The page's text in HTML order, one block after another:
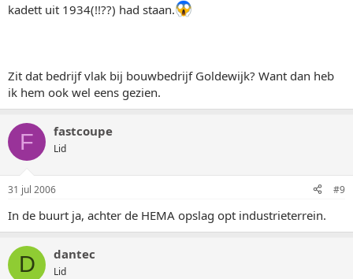
kadett uit 1934(!!??) had staan.
Zit dat bedrijf vlak bij bouwbedrijf Goldewijk? Want dan heb
ik hem ook wel eens gezien.
F fastcoupe
Lid
31 jul 2006 #9
In de buurt ja, achter de HEMA opslag opt industrieterrein.
D dantec
Lid